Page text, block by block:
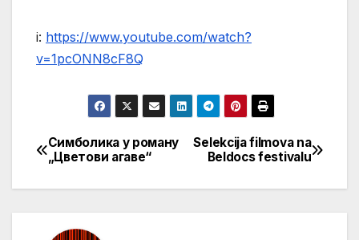
i: https://www.youtube.com/watch?
v=1pcONN8cF8Q
Кретање
чланка
Selekcija filmova na
Beldocs festivalu
Симболика у роману
„Цветови агаве“